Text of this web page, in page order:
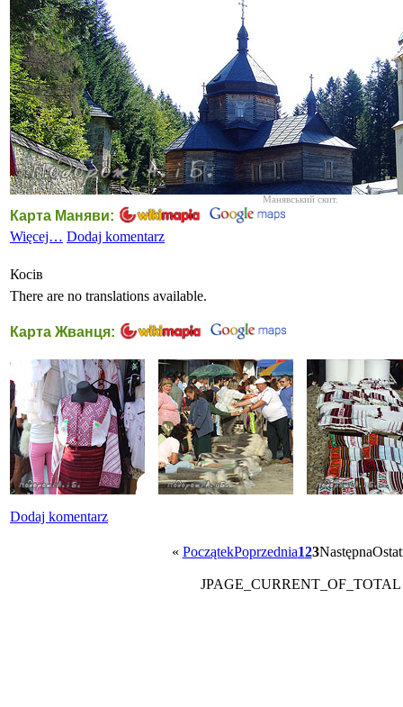
Манявський скит.
Карта Маняви:
Więcej… Dodaj komentarz
Косів
There are no translations available.
Карта Жванця:
Dodaj komentarz
« PoczątekPoprzednia123Następna
JPAGE_CURRENT_OF_TOTAL